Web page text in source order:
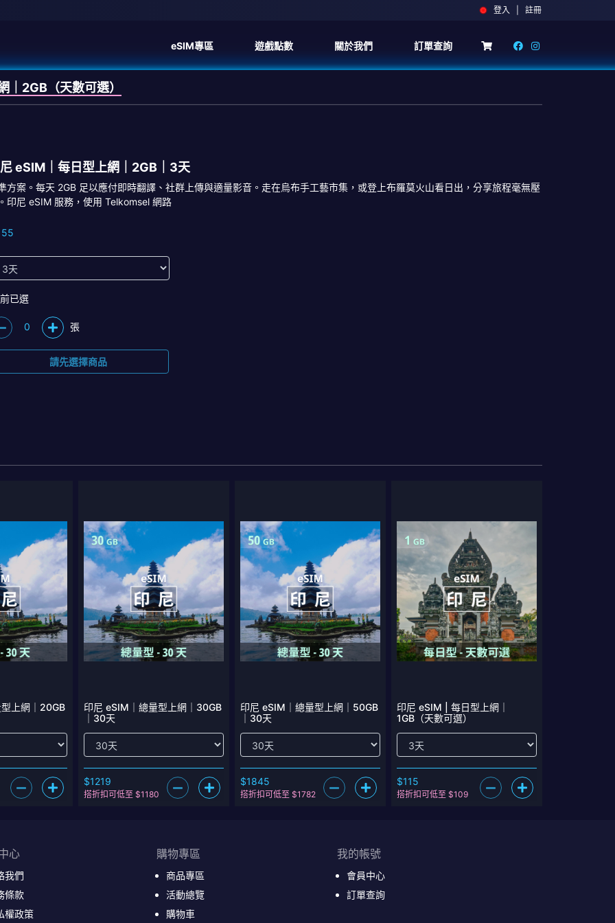
登入 | 註冊
eSIM專區 遊戲點數 關於我們 訂單查詢
｜2GB（天數可選）
eSIM｜每日型上網｜2GB｜3天
方案。每天 2GB 足以應付即時翻譯、社群上傳與適量影音。走在烏布手工藝市集，或登上布羅莫火山看日出，分享旅程毫無壓
印尼 eSIM 服務，使用 Telkomsel 網路
已選
0 張
請先選擇商品
上網｜20GB
印尼 eSIM｜總量型上網｜30GB
｜30天
$1219
搭折扣可低至 $1180
印尼 eSIM｜總量型上網｜50GB
｜30天
$1845
搭折扣可低至 $1782
印尼 eSIM | 每日型上網｜
1GB（天數可選）
$115
搭折扣可低至 $109
心
我們
條款
權政策
購物專區
商品專區
活動總覽
購物車
我的帳號
會員中心
訂單查詢